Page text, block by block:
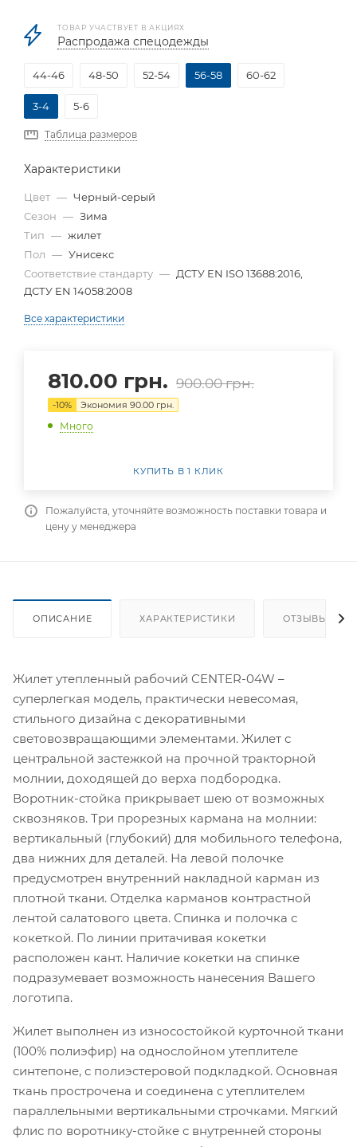
ТОВАР УЧАСТВУЕТ В АКЦИЯХ
Распродажа спецодежды
44-46 48-50 52-54 56-58 60-62
3-4 5-6
Таблица размеров
Характеристики
Цвет — Черный-серый
Сезон — Зима
Тип — жилет
Пол — Унисекс
Соответствие стандарту — ДСТУ EN ISO 13688:2016,
ДСТУ EN 14058:2008
Все характеристики
810.00 грн. 900.00грн.
-10% Экономия 90.00 грн.
Много
КУПИТЬ В 1 КЛИК
Пожалуйста, уточняйте возможность поставки товара и
цену у менеджера
ОПИСАНИЕ ХАРАКТЕРИСТИКИ ОТЗЫВЫ
Жилет утепленный рабочий CENTER-04W –
суперлегкая модель, практически невесомая,
стильного дизайна с декоративными
световозвращающими элементами. Жилет с
центральной застежкой на прочной тракторной
молнии, доходящей до верха подбородка.
Воротник-стойка прикрывает шею от возможных
сквозняков. Три прорезных кармана на молнии:
вертикальный (глубокий) для мобильного телефона,
два нижних для деталей. На левой полочке
предусмотрен внутренний накладной карман из
плотной ткани. Отделка карманов контрастной
лентой салатового цвета. Спинка и полочка с
кокеткой. По линии притачивая кокетки
расположен кант. Наличие кокетки на спинке
подразумевает возможность нанесения Вашего
логотипа.
Жилет выполнен из износостойкой курточной ткани
(100% полиэфир) на однослойном утеплителе
синтепоне, с полиэстеровой подкладкой. Основная
ткань прострочена и соединена с утеплителем
параллельными вертикальными строчками. Мягкий
флис по воротнику-стойке с внутренней стороны